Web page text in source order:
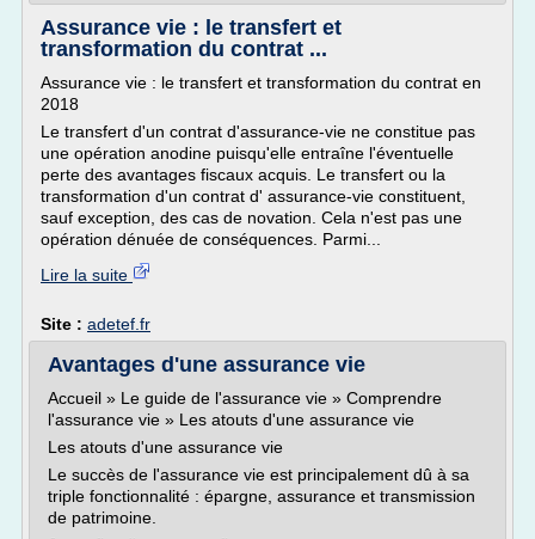
Assurance vie : le transfert et
transformation du contrat ...
Assurance vie : le transfert et transformation du contrat en
2018
Le transfert d'un contrat d'assurance-vie ne constitue pas
une opération anodine puisqu'elle entraîne l'éventuelle
perte des avantages fiscaux acquis. Le transfert ou la
transformation d'un contrat d' assurance-vie constituent,
sauf exception, des cas de novation. Cela n'est pas une
opération dénuée de conséquences. Parmi...
Lire la suite
Site : adetef.fr
Avantages d'une assurance vie
Accueil » Le guide de l'assurance vie » Comprendre
l'assurance vie » Les atouts d'une assurance vie
Les atouts d'une assurance vie
Le succès de l'assurance vie est principalement dû à sa
triple fonctionnalité : épargne, assurance et transmission
de patrimoine.